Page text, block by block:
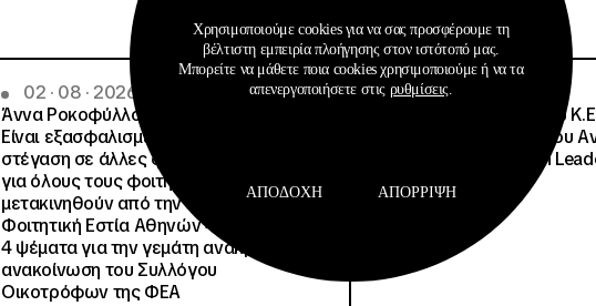
02 · 08 · 2026
Άννα Ροκοφύλλου, Πρόεδρος ΙΝΕΔΙΒΙΜ:
Είναι εξασφαλισμένη η δωρεάν
στέγαση σε άλλες φοιτητικές εστίες ,
για όλους τους φοιτητές που θα
μετακινηθούν από την υπό ανακαίνιση
Φοιτητική Εστία Αθηνών 4 αλήθειες και
4 ψέματα για την γεμάτη ανακρίβειες
ανακοίνωση του Συλλόγου
Οικοτρόφων της ΦΕΑ
08 · 07 · 2026
Σημαντική Διάκριση του
Μητροπολιτικού Πάρκου
Τρίτσης στα Education
2026
Χρησιμοποιούμε cookies για να σας προσφέρουμε τη
βέλτιστη εμπειρία πλοήγησης στον ιστότοπό μας.
Μπορείτε να μάθετε ποια cookies χρησιμοποιούμε ή να τα
απενεργοποιήσετε στις ρυθμίσεις.
ΑΠΟΔΟΧΉ ΑΠΌΡΡΙΨΗ